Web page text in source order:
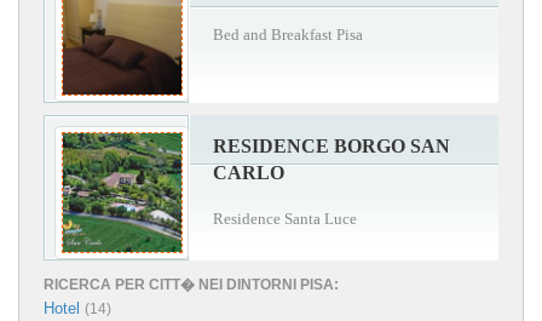
Bed and Breakfast Pisa
RESIDENCE BORGO SAN
CARLO
Residence Santa Luce
RICERCA PER CITT� NEI DINTORNI PISA:
Hotel (14)